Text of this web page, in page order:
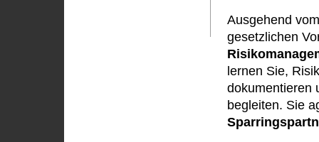
Ausgehend
gesetzlichen
lernen Sie,
dokumentieren
begleiten. Sie